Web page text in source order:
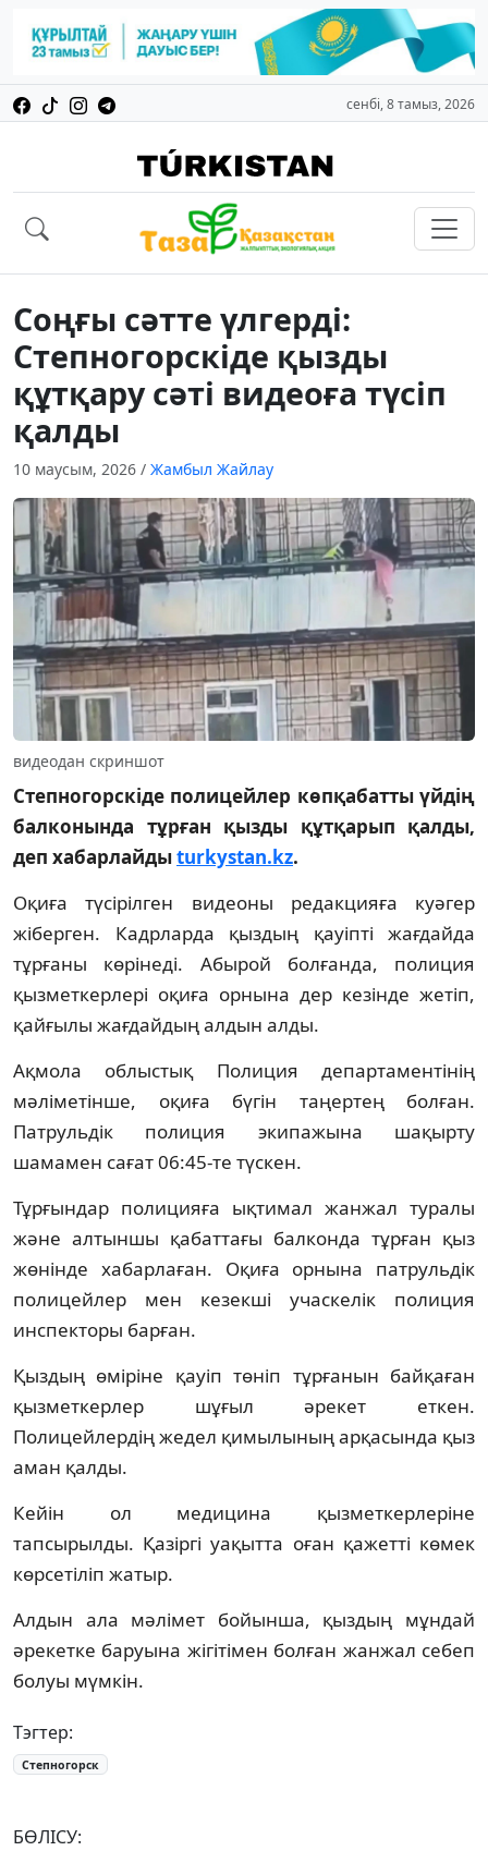
сенбі, 8 тамыз, 2026
Соңғы сәтте үлгерді:
Степногорскіде қызды
құтқару сәті видеоға түсіп
қалды
10 маусым, 2026 / Жамбыл Жайлау
видеодан скриншот
Степногорскіде полицейлер көпқабатты үйдің
балконында тұрған қызды құтқарып қалды,
деп хабарлайдыturkystan.kz.
Оқиға түсірілген видеоны редакцияға куәгер
жіберген. Кадрларда қыздың қауіпті жағдайда
тұрғаны көрінеді. Абырой болғанда, полиция
қызметкерлері оқиға орнына дер кезінде жетіп,
қайғылы жағдайдың алдын алды.
Ақмола облыстық Полиция департаментінің
мәліметінше, оқиға бүгін таңертең болған.
Патрульдік полиция экипажына шақырту
шамамен сағат 06:45-те түскен.
Тұрғындар полицияға ықтимал жанжал туралы
және алтыншы қабаттағы балконда тұрған қыз
жөнінде хабарлаған. Оқиға орнына патрульдік
полицейлер мен кезекші учаскелік полиция
инспекторы барған.
Қыздың өміріне қауіп төніп тұрғанын байқаған
қызметкерлер шұғыл әрекет еткен.
Полицейлердің жедел қимылының арқасында қыз
аман қалды.
Кейін ол медицина қызметкерлеріне
тапсырылды. Қазіргі уақытта оған қажетті көмек
көрсетіліп жатыр.
Алдын ала мәлімет бойынша, қыздың мұндай
әрекетке баруына жігітімен болған жанжал себеп
болуы мүмкін.
Тэгтер:
Степногорск
БӨЛІСУ: